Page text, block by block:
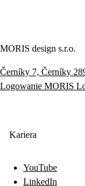
MORIS design s.r.o.
Černíky 7, Černíky
Logowanie MORIS
Kariera
YouTube
LinkedIn